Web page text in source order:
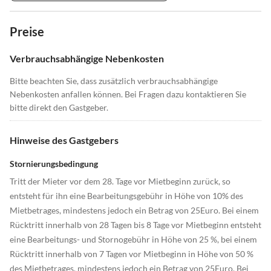
Preise
Verbrauchsabhängige Nebenkosten
Bitte beachten Sie, dass zusätzlich verbrauchsabhängige
Nebenkosten anfallen können. Bei Fragen dazu kontaktieren Sie
bitte direkt den Gastgeber.
Hinweise des Gastgebers
Stornierungsbedingung
Tritt der Mieter vor dem 28. Tage vor Mietbeginn zurück, so
entsteht für ihn eine Bearbeitungsgebühr in Höhe von 10% des
Mietbetrages, mindestens jedoch ein Betrag von 25Euro. Bei einem
Rücktritt innerhalb von 28 Tagen bis 8 Tage vor Mietbeginn entsteht
eine Bearbeitungs- und Stornogebühr in Höhe von 25 %, bei einem
Rücktritt innerhalb von 7 Tagen vor Mietbeginn in Höhe von 50 %
des Mietbetrages, mindestens jedoch ein Betrag von 25Euro. Bei